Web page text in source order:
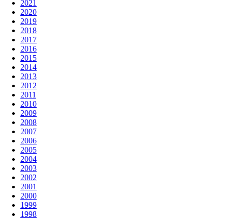
2021
2020
2019
2018
2017
2016
2015
2014
2013
2012
2011
2010
2009
2008
2007
2006
2005
2004
2003
2002
2001
2000
1999
1998